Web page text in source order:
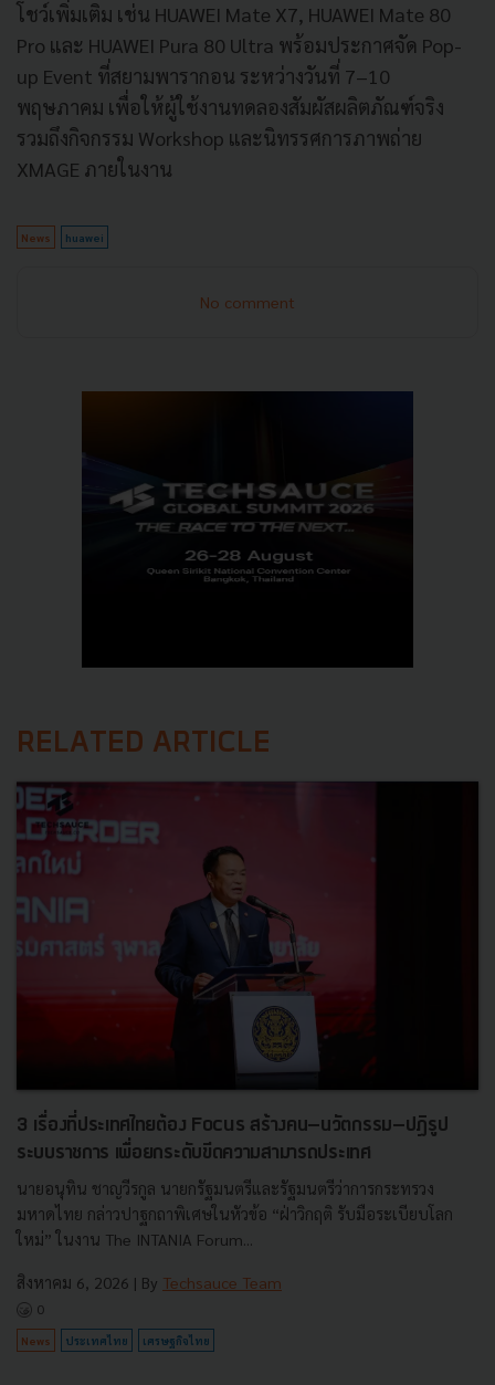
โชว์เพิ่มเติม เช่น HUAWEI Mate X7, HUAWEI Mate 80
Pro และ HUAWEI Pura 80 Ultra พร้อมประกาศจัด Pop-
up Event ที่สยามพารากอน ระหว่างวันที่ 7–10
พฤษภาคม เพื่อให้ผู้ใช้งานทดลองสัมผัสผลิตภัณฑ์จริง
รวมถึงกิจกรรม Workshop และนิทรรศการภาพถ่าย
XMAGE ภายในงาน
News huawei
No comment
RELATED ARTICLE
3 เรื่องที่ประเทศไทยต้อง Focus สร้างคน–นวัตกรรม–ปฏิรูป
ระบบราชการ เพื่อยกระดับขีดความสามารถประเทศ
นายอนุทิน ชาญวีรกูล นายกรัฐมนตรีและรัฐมนตรีว่าการกระทรวง
มหาดไทย กล่าวปาฐกถาพิเศษในหัวข้อ “ฝ่าวิกฤติ รับมือระเบียบโลก
ใหม่” ในงาน The INTANIA Forum...
สิงหาคม 6, 2026 | By Techsauce Team
0
News ประเทศไทย เศรษฐกิจไทย